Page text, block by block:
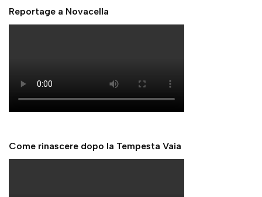
Reportage a Novacella
Come rinascere dopo la Tempesta Vaia